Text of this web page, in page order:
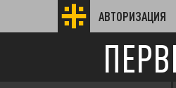
АВТОРИЗАЦИЯ